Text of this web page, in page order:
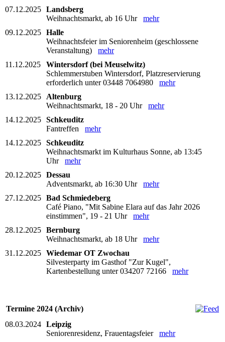
07.12.2025 Landsberg
Weihnachtsmarkt, ab 16 Uhr mehr
09.12.2025 Halle
Weihnachtsfeier im Seniorenheim (geschlossene
Veranstaltung) mehr
11.12.2025
Wintersdorf (bei Meuselwitz)
Schlemmerstuben Wintersdorf, Platzreservierung
erforderlich unter 03448 7064980 mehr
13.12.2025
Altenburg
Weihnachtsmarkt, 18 - 20 Uhr mehr
14.12.2025 Schkeuditz
Fantreffen mehr
14.12.2025 Schkeuditz
Weihnachtsmarkt im Kulturhaus Sonne, ab 13:45
Uhr mehr
20.12.2025 Dessau
Adventsmarkt, ab 16:30 Uhr mehr
27.12.2025 Bad Schmiedeberg
Café Piano, "Mit Sabine Elara auf das Jahr 2026
einstimmen", 19 - 21 Uhr mehr
28.12.2025 Bernburg
Weihnachtsmarkt, ab 18 Uhr mehr
31.12.2025 Wiedemar OT Zwochau
Silvesterparty im Gasthof "Zur Kugel",
Kartenbestellung unter 034207 72166 mehr
Termine 2024 (Archiv)
08.03.2024 Leipzig
Seniorenresidenz, Frauentagsfeier mehr